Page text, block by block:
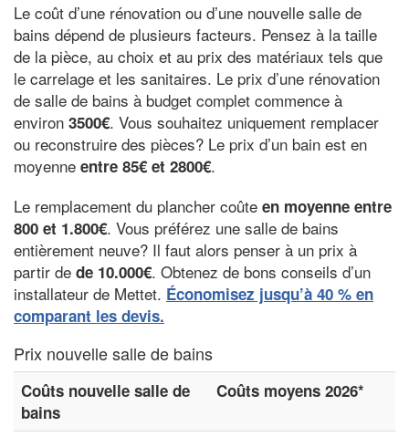
Le coût d’une rénovation ou d’une nouvelle salle de
bains dépend de plusieurs facteurs. Pensez à la taille
de la pièce, au choix et au prix des matériaux tels que
le carrelage et les sanitaires. Le prix d’une rénovation
de salle de bains à budget complet commence à
environ 3500€. Vous souhaitez uniquement remplacer
ou reconstruire des pièces? Le prix d’un bain est en
moyenne entre 85€ et 2800€.
Le remplacement du plancher coûte en moyenne entre
800 et 1.800€. Vous préférez une salle de bains
entièrement neuve? Il faut alors penser à un prix à
partir de de 10.000€. Obtenez de bons conseils d’un
installateur de Mettet. Économisez jusqu’à 40 % en
comparant les devis.
Prix nouvelle salle de bains
Coûts nouvelle salle de
bains
Coûts moyens 2026*